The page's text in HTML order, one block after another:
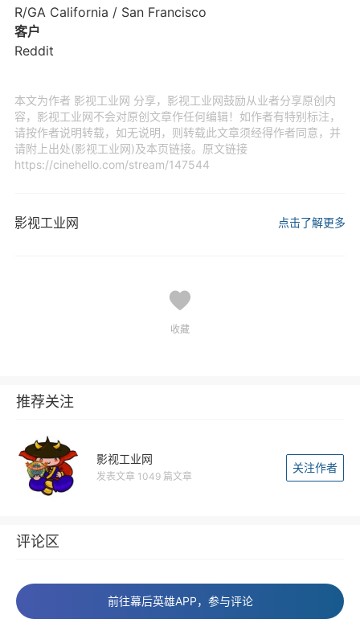
R/GA California / San Francisco
客户
Reddit
本文为作者 影视工业网 分享，影视工业网鼓励从业者分享原创内
容，影视工业网不会对原创文章作任何编辑！如作者有特别标注，
请按作者说明转载，如无说明，则转载此文章须经得作者同意，并
请附上出处(影视工业网)及本页链接。原文链接
https://cinehello.com/stream/147544
影视工业网 点击了解更多
收藏
推荐关注
影视工业网
发表文章 1049 篇文章
关注作者
评论区
前往幕后英雄APP，参与评论